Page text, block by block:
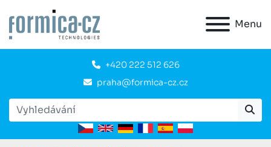
Menu
+420 222 512 626
praha@formica-cz.cz